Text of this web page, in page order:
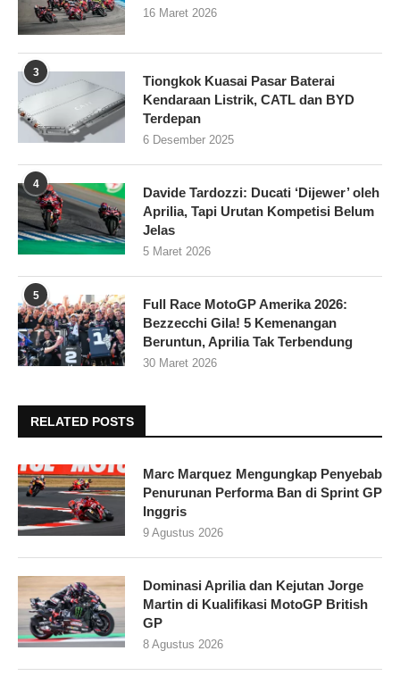
16 Maret 2026
3
Tiongkok Kuasai Pasar Baterai
Kendaraan Listrik, CATL dan BYD
Terdepan
6 Desember 2025
4
Davide Tardozzi: Ducati ‘Dijewer’ oleh
Aprilia, Tapi Urutan Kompetisi Belum
Jelas
5 Maret 2026
5
Full Race MotoGP Amerika 2026:
Bezzecchi Gila! 5 Kemenangan
Beruntun, Aprilia Tak Terbendung
30 Maret 2026
RELATED POSTS
Marc Marquez Mengungkap Penyebab
Penurunan Performa Ban di Sprint GP
Inggris
9 Agustus 2026
Dominasi Aprilia dan Kejutan Jorge
Martin di Kualifikasi MotoGP British
GP
8 Agustus 2026